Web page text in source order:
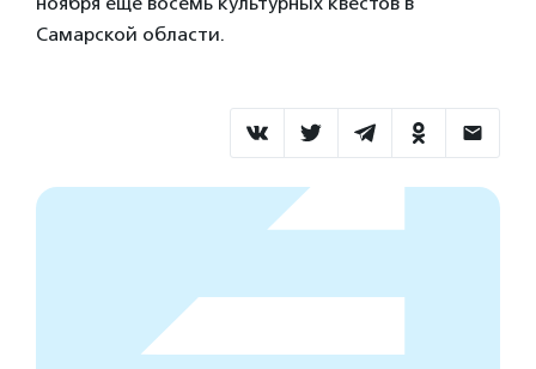
Самарской области.